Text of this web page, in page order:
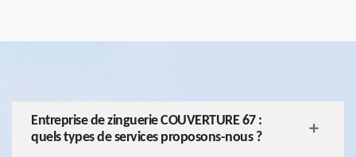
Entreprise de zinguerie COUVERTURE 67 :
quels types de services proposons-nous ?